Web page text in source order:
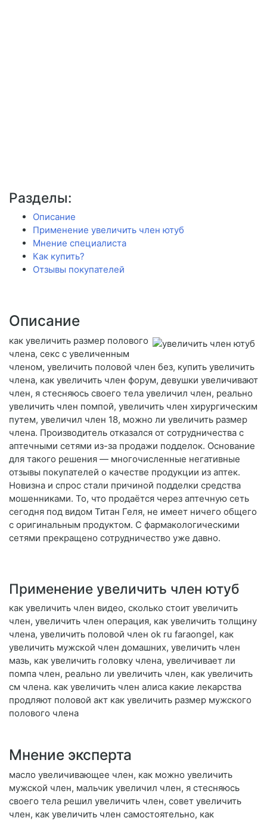
Разделы:
Описание
Применение увеличить член ютуб
Мнение специалиста
Как купить?
Отзывы покупателей
Описание
как увеличить размер полового
члена, секс с увеличенным
членом, увеличить половой член без, купить увеличить
члена, как увеличить член форум, девушки увеличивают
член, я стесняюсь своего тела увеличил член, реально
увеличить член помпой, увеличить член хирургическим
путем, увеличил член 18, можно ли увеличить размер
члена. Производитель отказался от сотрудничества с
аптечными сетями из-за продажи подделок. Основание
для такого решения — многочисленные негативные
отзывы покупателей о качестве продукции из аптек.
Новизна и спрос стали причиной подделки средства
мошенниками. То, что продаётся через аптечную сеть
сегодня под видом Титан Геля, не имеет ничего общего
с оригинальным продуктом. С фармакологическими
сетями прекращено сотрудничество уже давно.
Применение увеличить член ютуб
как увеличить член видео, сколько стоит увеличить
член, увеличить член операция, как увеличить толщину
члена, увеличить половой член ok ru faraongel, как
увеличить мужской член домашних, увеличить член
мазь, как увеличить головку члена, увеличивает ли
помпа член, реально ли увеличить член, как увеличить
см члена. как увеличить член алиса какие лекарства
продляют половой акт как увеличить размер мужского
полового члена
Мнение эксперта
масло увеличивающее член, как можно увеличить
мужской член, мальчик увеличил член, я стесняюсь
своего тела решил увеличить член, совет увеличить
член, как увеличить член самостоятельно, как